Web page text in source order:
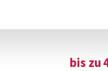
bis zu